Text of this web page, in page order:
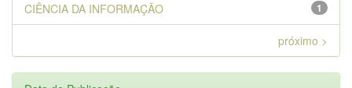
1
CIÊNCIA DA INFORMAÇÃO
próximo >